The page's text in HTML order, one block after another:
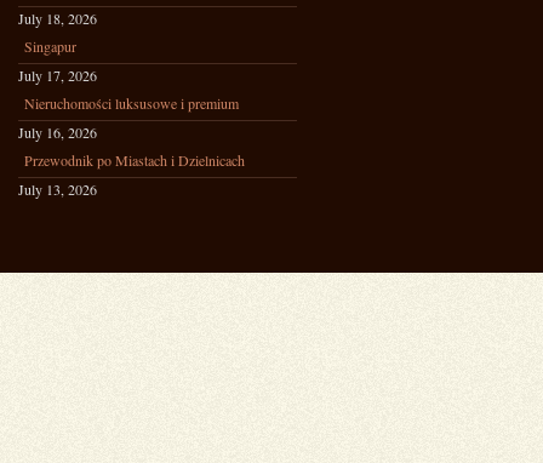
July 18, 2026
Singapur
July 17, 2026
Nieruchomości luksusowe i premium
July 16, 2026
Przewodnik po Miastach i Dzielnicach
July 13, 2026